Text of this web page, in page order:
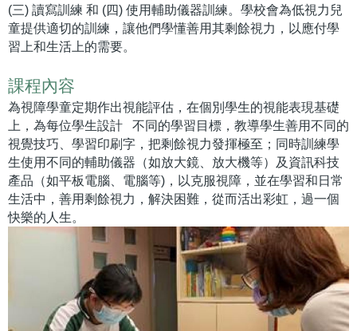
(三) 讀寫訓練 和 (四) 使用輔助儀器訓練。學校會為低視力兒
童提供適切的訓練，讓他們學懂善用其剩餘視力，以應付學
習上和生活上的需要。
課程內容
為視障學童定期作出視能評估，在個別學生的視能表現基礎
上，為每位學生設計 不同的學習目標，教導學生善用不同的
視覺技巧、學習印刷字，把剩餘視力發揮極至；同時訓練學
生使用不同的輔助儀器（如放大鏡、放大機等）及資訊科技
產品（如平板電腦、電腦等)，以克服視障，並在學習和日常
生活中，善用剩餘視力，解決困難，從而活出彩虹，過一個
快樂的人生。